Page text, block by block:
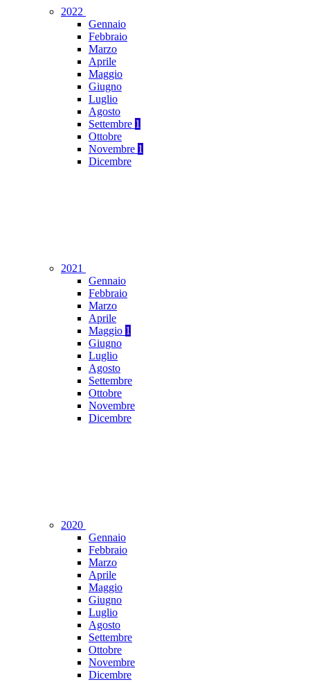
2022
Gennaio
Febbraio
Marzo
Aprile
Maggio
Giugno
Luglio
Agosto
Settembre 1
Ottobre
Novembre 1
Dicembre
2021
Gennaio
Febbraio
Marzo
Aprile
Maggio 1
Giugno
Luglio
Agosto
Settembre
Ottobre
Novembre
Dicembre
2020
Gennaio
Febbraio
Marzo
Aprile
Maggio
Giugno
Luglio
Agosto
Settembre
Ottobre
Novembre
Dicembre